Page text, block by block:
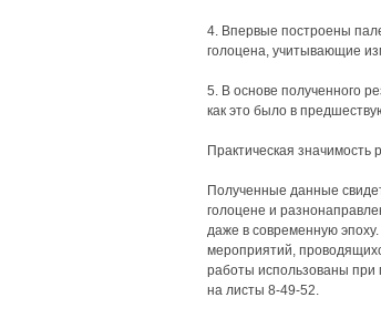
4. Впервые построены
голоцена, учитывающие
5. В основе полученного
как это было в
Практическая значимость
Полученные данные
голоцене и
даже в современную
мероприятий,
работы использованы при
на листы 8-49-52.